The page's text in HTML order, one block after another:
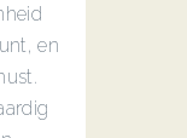
en